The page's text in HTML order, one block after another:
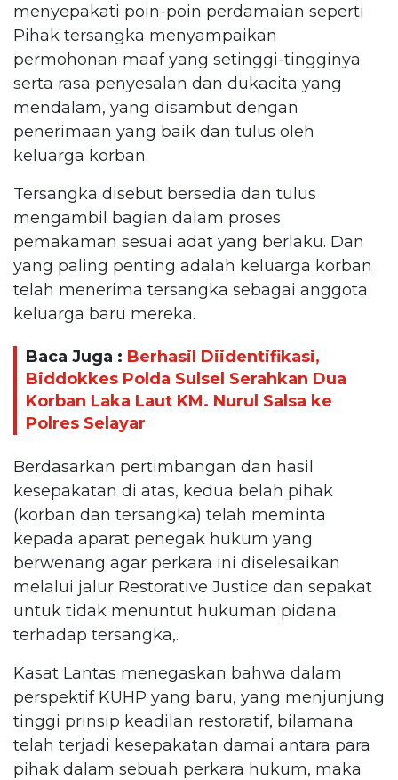
menyepakati poin-poin perdamaian seperti
Pihak tersangka menyampaikan
permohonan maaf yang setinggi-tingginya
serta rasa penyesalan dan dukacita yang
mendalam, yang disambut dengan
penerimaan yang baik dan tulus oleh
keluarga korban.
Tersangka disebut bersedia dan tulus
mengambil bagian dalam proses
pemakaman sesuai adat yang berlaku. Dan
yang paling penting adalah keluarga korban
telah menerima tersangka sebagai anggota
keluarga baru mereka.
Baca Juga : Berhasil Diidentifikasi,
Biddokkes Polda Sulsel Serahkan Dua
Korban Laka Laut KM. Nurul Salsa ke
Polres Selayar
Berdasarkan pertimbangan dan hasil
kesepakatan di atas, kedua belah pihak
(korban dan tersangka) telah meminta
kepada aparat penegak hukum yang
berwenang agar perkara ini diselesaikan
melalui jalur Restorative Justice dan sepakat
untuk tidak menuntut hukuman pidana
terhadap tersangka,.
Kasat Lantas menegaskan bahwa dalam
perspektif KUHP yang baru, yang menjunjung
tinggi prinsip keadilan restoratif, bilamana
telah terjadi kesepakatan damai antara para
pihak dalam sebuah perkara hukum, maka